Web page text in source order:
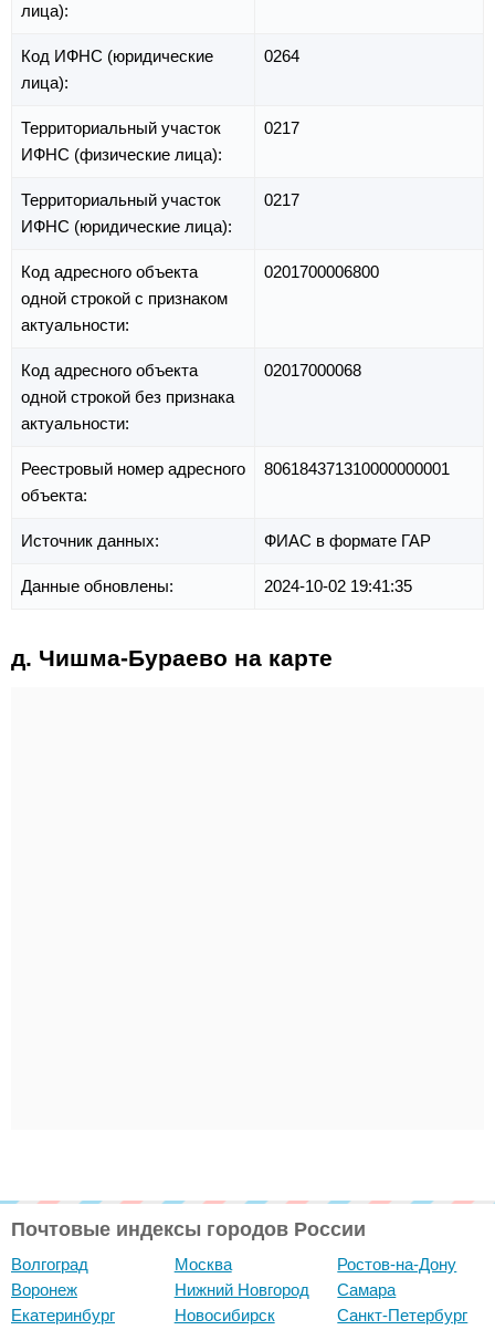
лица):
Код ИФНС (юридические
лица):
0264
Территориальный участок
ИФНС (физические лица):
0217
Территориальный участок
ИФНС (юридические лица):
0217
Код адресного объекта
одной строкой с признаком
актуальности:
0201700006800
Код адресного объекта
одной строкой без признака
актуальности:
02017000068
Реестровый номер адресного
объекта:
806184371310000000001
Источник данных: ФИАС в формате ГАР
Данные обновлены: 2024-10-02 19:41:35
д. Чишма-Бураево на карте
Почтовые индексы городов России
Волгоград
Воронеж
Екатеринбург
Москва
Нижний Новгород
Новосибирск
Ростов-на-Дону
Самара
Санкт-Петербург